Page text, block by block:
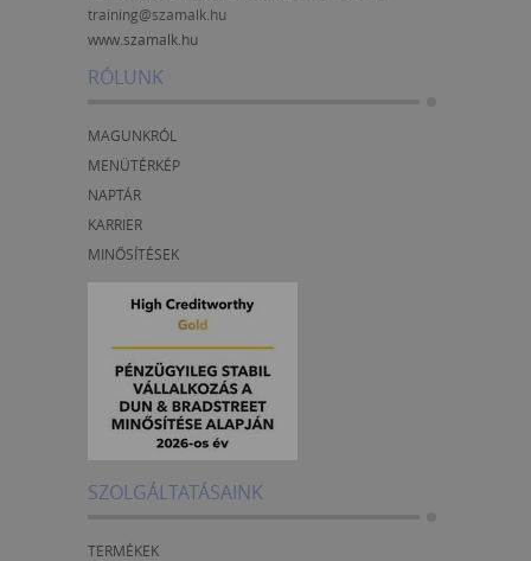
training@szamalk.hu
www.szamalk.hu
RÓLUNK
MAGUNKRÓL
MENÜTÉRKÉP
NAPTÁR
KARRIER
MINŐSÍTÉSEK
SZOLGÁLTATÁSAINK
TERMÉKEK